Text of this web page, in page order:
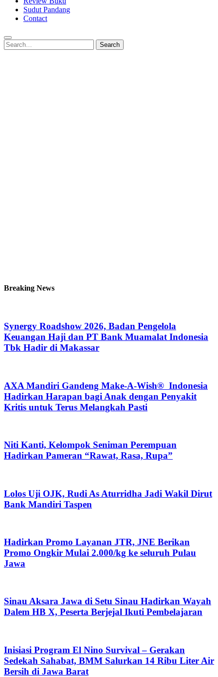
Sudut Pandang
Contact
Search
for:
Search
Breaking News
Synergy Roadshow 2026, Badan Pengelola
Keuangan Haji dan PT Bank Muamalat Indonesia
Tbk Hadir di Makassar
AXA Mandiri Gandeng Make-A-Wish® Indonesia
Hadirkan Harapan bagi Anak dengan Penyakit
Kritis untuk Terus Melangkah Pasti
Niti Kanti, Kelompok Seniman Perempuan
Hadirkan Pameran “Rawat, Rasa, Rupa”
Lolos Uji OJK, Rudi As Aturridha Jadi Wakil Dirut
Bank Mandiri Taspen
Hadirkan Promo Layanan JTR, JNE Berikan
Promo Ongkir Mulai 2.000/kg ke seluruh Pulau
Jawa
Sinau Aksara Jawa di Setu Sinau Hadirkan Wayah
Dalem HB X, Peserta Berjejal Ikuti Pembelajaran
Inisiasi Program El Nino Survival – Gerakan
Sedekah Sahabat, BMM Salurkan 14 Ribu Liter Air
Bersih di Jawa Barat